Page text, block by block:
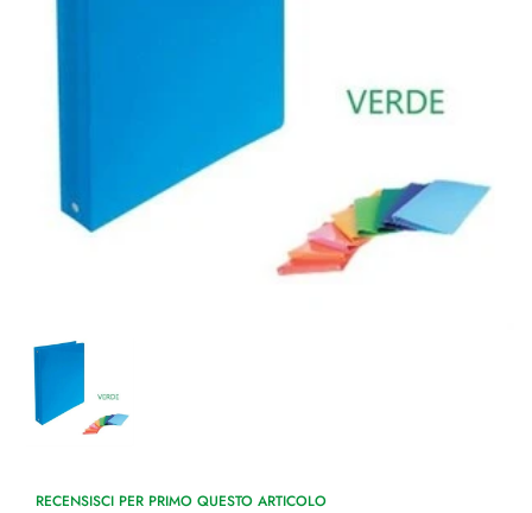
RECENSISCI PER PRIMO QUESTO ARTICOLO